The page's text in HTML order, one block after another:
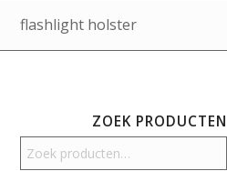
flashlight holster
ZOEK PRODUCTEN